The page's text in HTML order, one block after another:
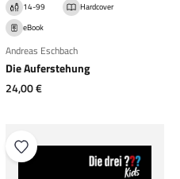
14-99
Hardcover
eBook
Andreas Eschbach
Die Auferstehung
Angebot
24,00 €